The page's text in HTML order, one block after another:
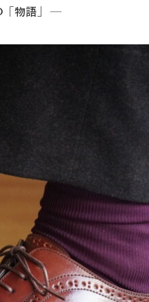
「物語」 ―